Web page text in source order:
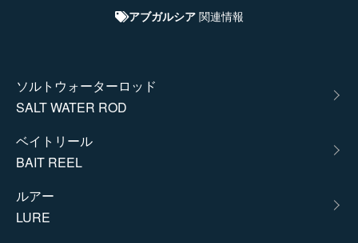
アブガルシア関連情報
カテゴリー一覧
ソルトウォーターロッド
SALT WATER ROD
ベイトリール
BAIT REEL
ルアー
LURE